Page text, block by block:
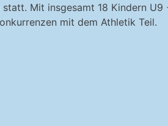
Mit insgesamt 18 Kindern U9
mit dem Athletik Teil.